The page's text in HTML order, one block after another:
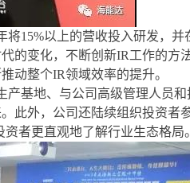
15%以上的营收投入研发，并
的变化，不断创新IR工作的方
动整个IR领域效率的提升。
基地、与公司高级管理人员
此外，公司还陆续组织投资者
者更直观地了解行业生态格局。